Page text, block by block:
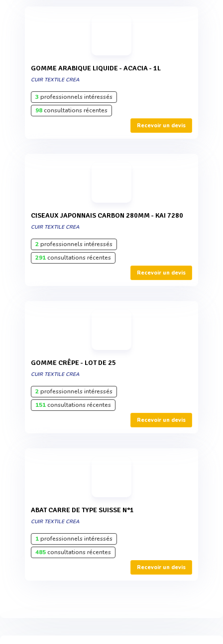
GOMME ARABIQUE LIQUIDE - ACACIA - 1L
CUIR TEXTILE CREA
3 professionnels intéressés
98consultations récentes
Recevoir un devis
CISEAUX JAPONNAIS CARBON 280MM - KAI 7280
CUIR TEXTILE CREA
2professionnels intéressés
291consultations récentes
Recevoir un devis
GOMME CRÊPE - LOT DE 25
CUIR TEXTILE CREA
2professionnels intéressés
151consultations récentes
Recevoir un devis
ABAT CARRE DE TYPE SUISSE N°1
CUIR TEXTILE CREA
1professionnels intéressés
485consultations récentes
Recevoir un devis